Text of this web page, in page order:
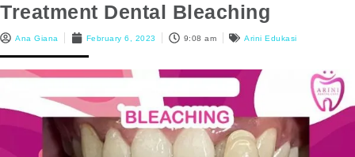
Treatment Dental Bleaching
Ana Giana February 6, 2023 9:08 am Arini Edukasi